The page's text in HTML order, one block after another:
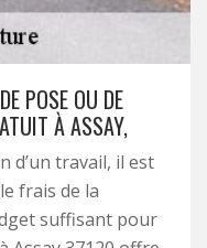
POSE OU DE
À ASSAY,
d’un travail, il est
frais de la
suffisant pour